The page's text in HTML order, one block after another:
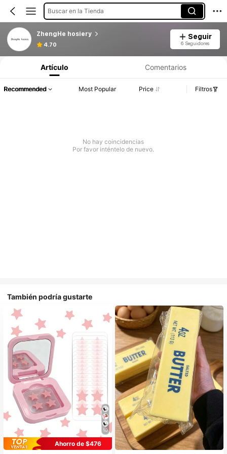
Buscar en la Tienda
ZhengHe hosiery
4.70
Seguir
6 Seguidores
Artículo Comentarios
Recommended Most Popular Price Filtros
No hay coincidencias
Por favor inténtelo de nuevo.
También podría gustarte
10
Ahorro de $476